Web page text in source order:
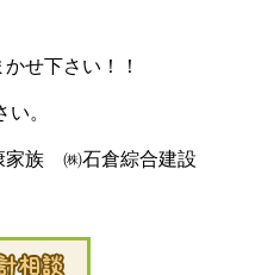
せ下さい！！
。
家族 ㈱石倉綜合建設